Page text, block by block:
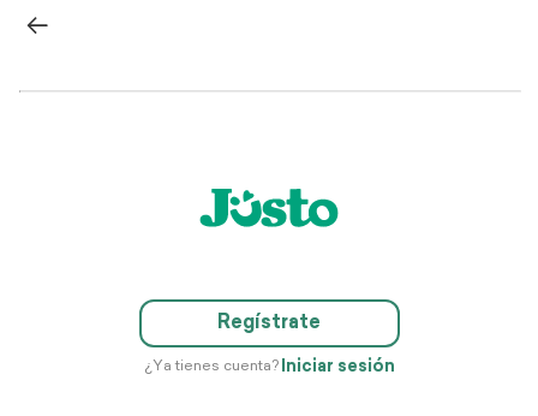
Regístrate
¿Ya tienes cuenta? Iniciar sesión